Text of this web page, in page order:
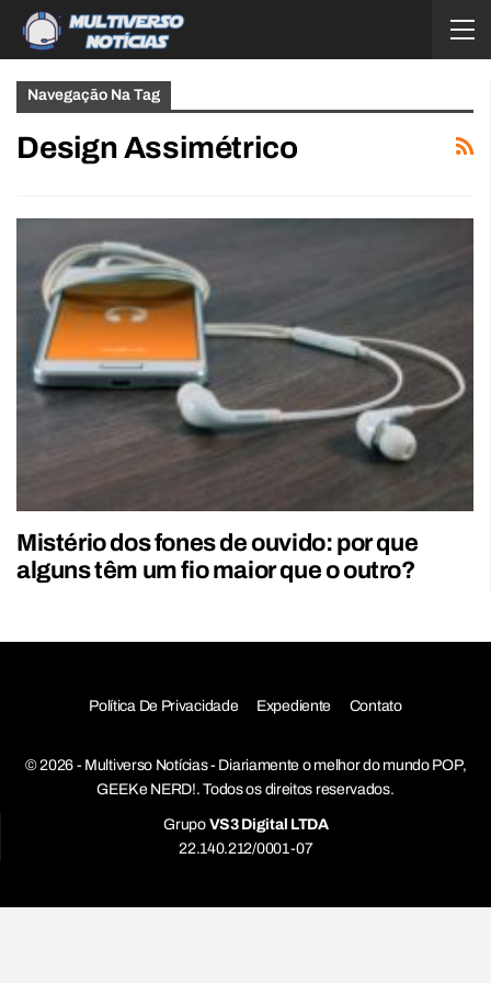
Navegação Na Tag
Design Assimétrico
Mistério dos fones de ouvido: por que
alguns têm um fio maior que o outro?
Política De Privacidade Expediente Contato
© 2026 - Multiverso Notícias - Diariamente o melhor do mundo POP,
GEEK e NERD!. Todos os direitos reservados.
Grupo VS3 Digital LTDA
22.140.212/0001-07